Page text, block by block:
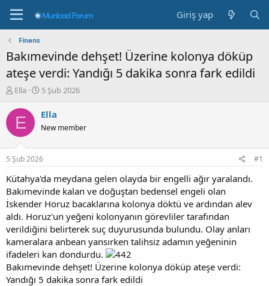
Giriş yap
Finans
Bakımevinde dehşet! Üzerine kolonya döküp
ateşe verdi: Yandığı 5 dakika sonra fark edildi
K
n
b
u
u
b
a
l
a
t
a
n
Ella
B
ş
a
g
ı
ç
t
a
i
h
i
5 Şub 2026
E Ella
New member
5 Şub 2026 #1
Kütahya'da meydana gelen olayda bir engelli ağır yaralandı.
Bakımevinde kalan ve doğuştan bedensel engeli olan
İskender Horuz bacaklarına kolonya döktü ve ardından alev
aldı. Horuz'un yeğeni kolonyanın görevliler tarafından
verildiğini belirterek suç duyurusunda bulundu. Olay anları
kameralara anbean yansırken talihsiz adamın yeğeninin
ifadeleri kan dondurdu.
Bakımevinde dehşet! Üzerine kolonya döküp ateşe verdi:
Yandığı 5 dakika sonra fark edildi